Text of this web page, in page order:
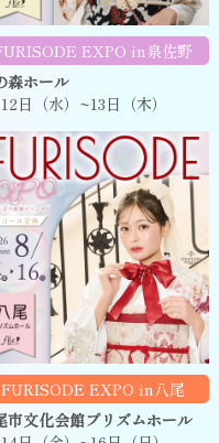
EXPO in泉佐野
森ホール
日（水）~13日（木）
FURISODE EXPO in八尾
市文化会館プリズムホール